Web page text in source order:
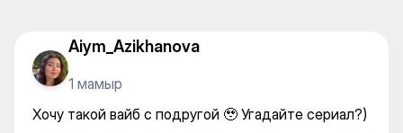
Aiym_Azikhanova
1 мамыр
Хочу такой вайб с подругой 🥹 Угадайте сериал?)